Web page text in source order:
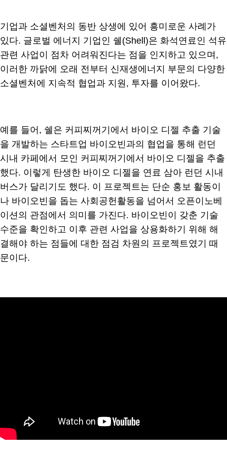
기업과 소셜벤처의 동반 상생에 있어 흥미로운 사례가
있다. 글로벌 에너지 기업인 쉘(Shell)은 화석연료인 석유
관련 사업이 점차 어려워진다는 점을 인지하고 있으며,
이러한 까닭에 오래 전부터 신재생에너지 부문의 다양한
소셜벤처에 지속적 협업과 지원, 투자를 이어왔다.
예를 들어, 쉘은 커피찌꺼기에서 바이오 디젤 추출 기술
을 개발하는 스타트업 바이오빈과의 협업을 통해 런던
시내 카페에서 모인 커피찌꺼기에서 바이오 디젤을 추출
했다. 이렇게 탄생한 바이오 디젤을 연료 삼아 런던 시내
버스가 달리기도 했다. 이 프로젝트는 단순 홍보 활동이
나 바이오빈을 돕는 사회공헌활동을 넘어서 오픈이노베
이션의 관점에서 의미를 가진다. 바이오빈이 갖춘 기술
수준을 확인하고 이후 관련 사업을 상용화하기 위해 해
결해야 하는 점들에 대한 점검 차원의 프로젝트였기 때
문이다.